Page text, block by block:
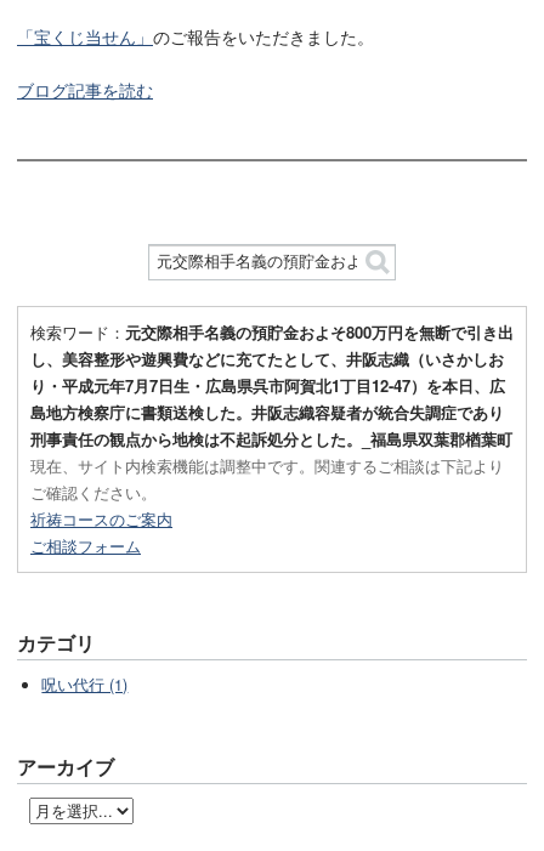
「宝くじ当せん」 のご報告をいただきました。
ブログ記事を読む
検索ワード： 元交際相手名義の預貯金およそ800万円を無断で引き出
し、美容整形や遊興費などに充てたとして、井阪志織（いさかしお
り・平成元年7月7日生・広島県呉市阿賀北1丁目12-47）を本日、広
島地方検察庁に書類送検した。井阪志織容疑者が統合失調症であり
刑事責任の観点から地検は不起訴処分とした。_福島県双葉郡楢葉町
現在、サイト内検索機能は調整中です。関連するご相談は下記より
ご確認ください。
祈祷コースのご案内
ご相談フォーム
カテゴリ
呪い代行 (1)
アーカイブ